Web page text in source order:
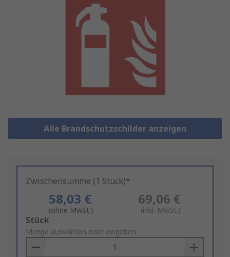
Alle Brandschutzschilder anzeigen
Zwischensumme (1 Stück)*
58,03 €
(ohne MwSt.)
69,06 €
(inkl. MwSt.)
Add
to
Basket
Stück
Menge auswählen oder eingeben